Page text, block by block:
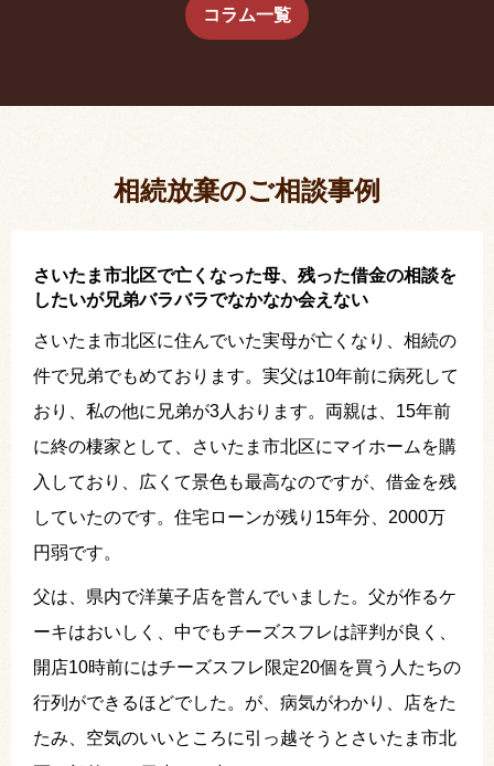
生前に相続放棄すると約束した念書は有効か？
コラム一覧
相続放棄のご相談事例
さいたま市北区で亡くなった母、残った借金の相談を
したいが兄弟バラバラでなかなか会えない
さいたま市北区に住んでいた実母が亡くなり、相続の
件で兄弟でもめております。実父は10年前に病死して
おり、私の他に兄弟が3人おります。両親は、15年前
に終の棲家として、さいたま市北区にマイホームを購
入しており、広くて景色も最高なのですが、借金を残
していたのです。住宅ローンが残り15年分、2000万
円弱です。
父は、県内で洋菓子店を営んでいました。父が作るケ
ーキはおいしく、中でもチーズスフレは評判が良く、
開店10時前にはチーズスフレ限定20個を買う人たちの
行列ができるほどでした。が、病気がわかり、店をた
たみ、空気のいいところに引っ越そうとさいたま市北